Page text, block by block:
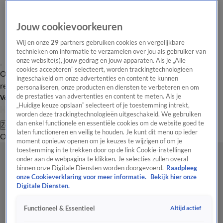
Overzicht Laatste nieuws Regionieuws Het beste van Hart
Tip de
redactie
Volg Hart van Nederland
Zoeken
OverzichtRegioUitzendingenWeerTip de redactiePanelVideo's
Jouw cookievoorkeuren
Wij en onze29 partners gebruiken cookies en vergelijkbare
technieken om informatie te verzamelen over jou als gebruiker van
onze website(s), jouw gedrag en jouw apparaten. Als je „Alle
cookies accepteren” selecteert, worden trackingtechnologieën
ingeschakeld om onze advertenties en content te kunnen
personaliseren, onze producten en diensten te verbeteren en om
de prestaties van advertenties en content te meten. Als je
„Huidige keuze opslaan” selecteert of je toestemming intrekt,
worden deze trackingtechnologieën uitgeschakeld. We gebruiken
dan enkel functionele en essentiële cookies om de website goed te
laten functioneren en veilig te houden. Je kunt dit menu op ieder
moment opnieuw openen om je keuzes te wijzigen of om je
toestemming in te trekken door op de link Cookie-instellingen
onder aan de webpagina te klikken. Je selecties zullen overal
binnen onze Digitale Diensten worden doorgevoerd. Raadpleeg
onze Cookieverklaring voor meer informatie.
Bekijk hier onze
Digitale Diensten.
Functioneel & Essentieel Altijd actief